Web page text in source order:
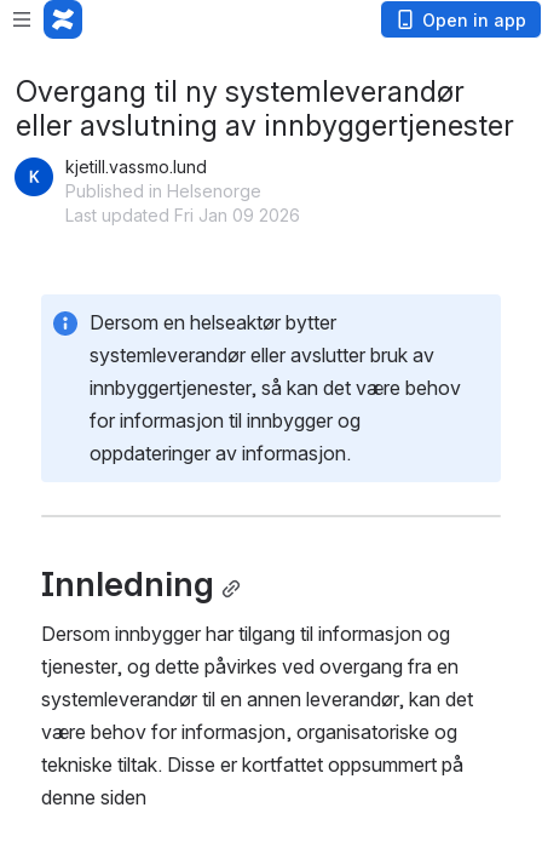
Open in app
Overgang til ny systemleverandør
eller avslutning av innbyggertjenester
kjetill.vassmo.lund
Published in Helsenorge
Last updated Fri Jan 09 2026
Dersom en helseaktør bytter
systemleverandør eller avslutter bruk av
innbyggertjenester, så kan det være behov
for informasjon til innbygger og
oppdateringer av informasjon.
Innledning
Dersom innbygger har tilgang til informasjon og
tjenester, og dette påvirkes ved overgang fra en
systemleverandør til en annen leverandør, kan det
være behov for informasjon, organisatoriske og
tekniske tiltak. Disse er kortfattet oppsummert på
denne siden